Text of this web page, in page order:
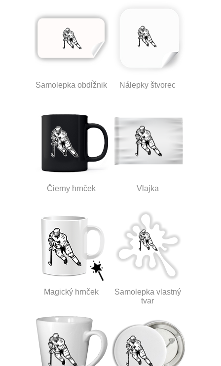
Samolepka obdĺžnik Nálepky štvorec
Čierny hrnček Vlajka
Magický hrnček
Samolepka vlastný
tvar